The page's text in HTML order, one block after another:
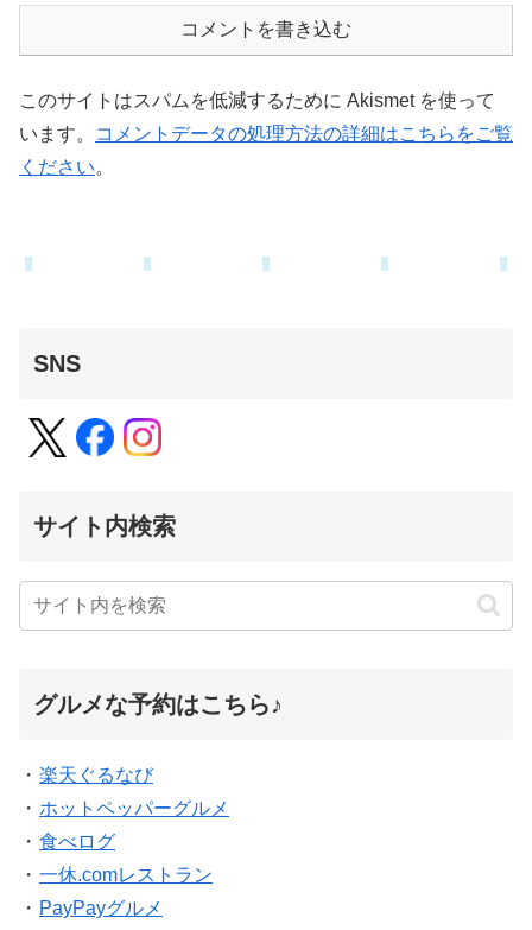
コメントを書き込む
このサイトはスパムを低減するために Akismet を使って
います。
コメントデータの処理方法の詳細はこちらをご覧
ください。
SNS
サイト内検索
グルメな予約はこちら♪
・ 楽天ぐるなび
・ ホットペッパーグルメ
・ 食べログ
・ 一休.comレストラン
・ PayPayグルメ